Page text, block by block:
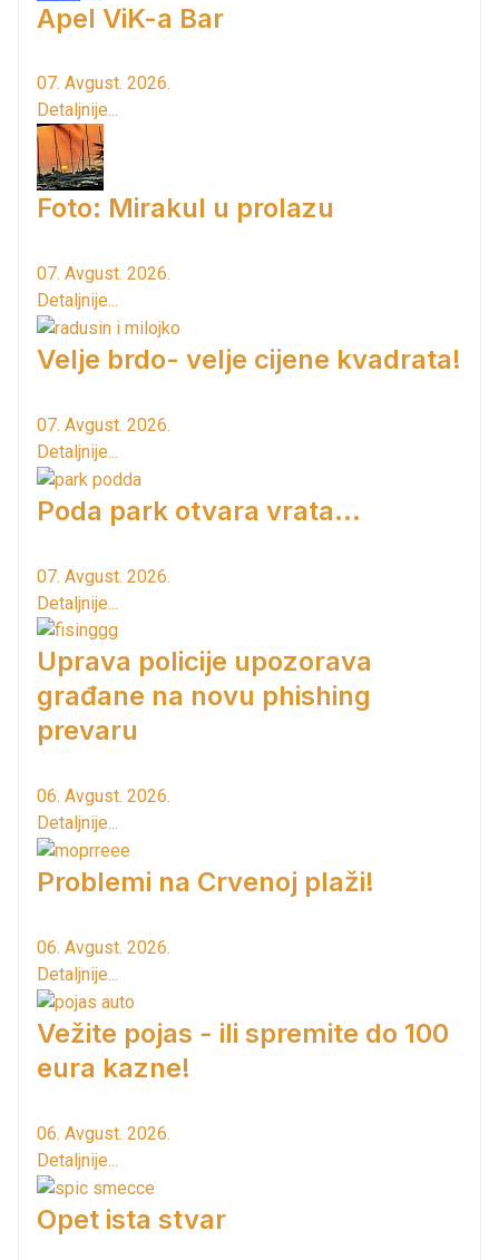
Apel ViK-a Bar
07. Avgust. 2026.
Detaljnije...
Foto: Mirakul u prolazu
07. Avgust. 2026.
Detaljnije...
Velje brdo- velje cijene kvadrata!
07. Avgust. 2026.
Detaljnije...
Poda park otvara vrata...
07. Avgust. 2026.
Detaljnije...
Uprava policije upozorava
građane na novu phishing
prevaru
06. Avgust. 2026.
Detaljnije...
Problemi na Crvenoj plaži!
06. Avgust. 2026.
Detaljnije...
Vežite pojas - ili spremite do 100
eura kazne!
06. Avgust. 2026.
Detaljnije...
Opet ista stvar